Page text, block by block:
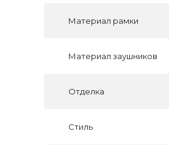
Материал рамки
Материал заушников
Отделка
Стиль